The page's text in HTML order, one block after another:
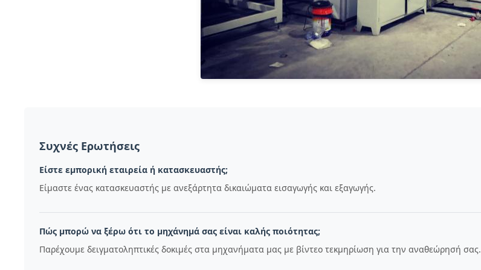
Συχνές Ερωτήσεις
Είστε εμπορική εταιρεία ή κατασκευαστής;
Είμαστε ένας κατασκευαστής με ανεξάρτητα δικαιώματα εισαγωγής και εξαγωγής.
Πώς μπορώ να ξέρω ότι το μηχάνημά σας είναι καλής ποιότητας;
Παρέχουμε δειγματοληπτικές δοκιμές στα μηχανήματα μας με βίντεο τεκμηρίωση για την αναθεώρησή σας.